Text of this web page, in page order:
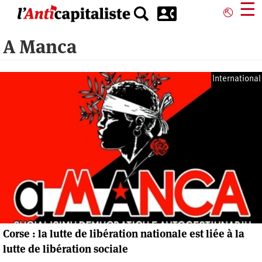
principal
⎋ ☰
A Manca
International
Corse : la lutte de libération nationale est liée à la
lutte de libération sociale